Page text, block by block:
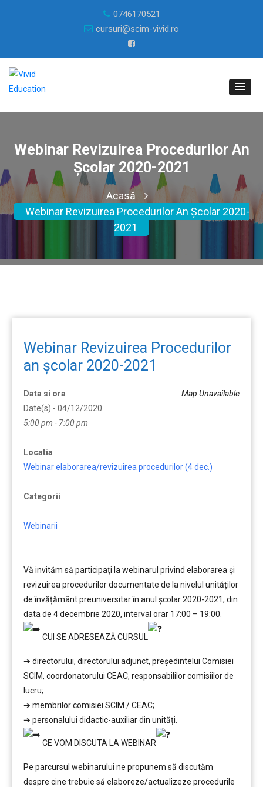
0746170521
cursuri@scim-vivid.ro
Webinar Revizuirea Procedurilor An
Școlar 2020-2021
Acasă
Webinar Revizuirea Procedurilor An Școlar 2020-
2021
Webinar Revizuirea Procedurilor
an școlar 2020-2021
Map Unavailable
Data si ora
Date(s) - 04/12/2020
5:00 pm - 7:00 pm
Locatia
Webinar elaborarea/revizuirea procedurilor (4 dec.)
Categorii
Webinarii
Vă invităm să participați la webinarul privind elaborarea și
revizuirea procedurilor documentate de la nivelul unităților
de învățământ preuniversitar în anul şcolar 2020-2021, din
data de 4 decembrie 2020, interval orar 17:00 – 19:00.
CUI SE ADRESEAZĂ CURSUL
➔ directorului, directorului adjunct, președintelui Comisiei
SCIM, coordonatorului CEAC, responsabililor comisiilor de
lucru;
➔ membrilor comisiei SCIM / CEAC;
➔ personalului didactic-auxiliar din unități.
CE VOM DISCUTA LA WEBINAR
Pe parcursul webinarului ne propunem să discutăm
despre cine trebuie să elaboreze/actualizeze procedurile